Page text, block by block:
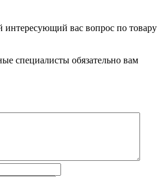
интересующий вас вопрос по товару
специалисты обязательно вам